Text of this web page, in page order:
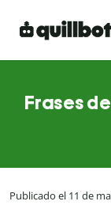
Frases
Publicado el 11 de